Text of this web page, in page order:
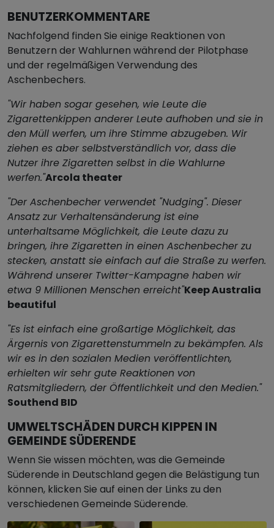
BENUTZERKOMMENTARE
Nachfolgend finden Sie einige Reaktionen von
Benutzern der Wahlurnen während der Pilotphase
und der regelmäßigen Verwendung des
Aschenbechers.
"Wir haben sogar gesehen, wie Leute die
Zigarettenkippen anderer Leute aufhoben und sie in
den Müll werfen, um ihre Stimme abzugeben. Wir
ziehen es aber selbstverständlich vor, dass die
Nutzer ihre Zigaretten selbst in die Wahlurne
werfen."Arcola theater
"Der Aschenbecher verwendet "Nudging". Dieser
Ansatz zur Verhaltensänderung ist eine
unterhaltsame Möglichkeit, die Leute dazu zu
bringen, ihre Zigaretten in einen Aschenbecher zu
stecken, anstatt sie einfach auf die Straße zu werfen.
Während unserer Twitter-Kampagne haben wir
etwa 9 Millionen Menschen erreicht"Keep Australia
beautiful
"Es ist einfach eine großartige Möglichkeit, das
Ärgernis von Zigarettenstummeln zu bekämpfen. Als
wir es in den sozialen Medien veröffentlichten,
erhielten wir sehr gute Reaktionen von
Ratsmitgliedern, der Öffentlichkeit und den Medien."
Southend BID
UMWELTSCHÄDEN DURCH KIPPEN IN
GEMEINDE SÜDERENDE
Wenn Sie wissen möchten, was die Gemeinde
Süderende in Deutschland gegen die Belästigung tun
können, klicken Sie auf einen der Links zu den
verschiedenen Gemeinde Süderende.